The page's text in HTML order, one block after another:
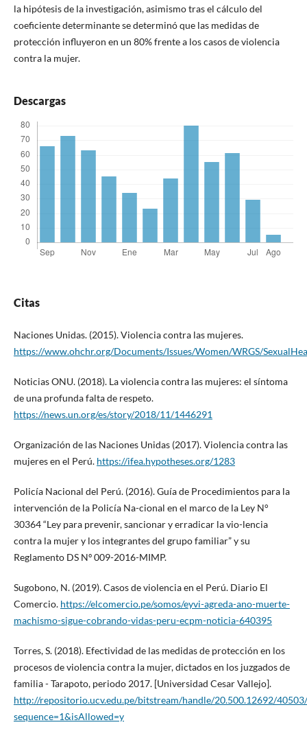
la hipótesis de la investigación, asimismo tras el cálculo del
coeficiente determinante se determinó que las medidas de
protección influyeron en un 80% frente a los casos de violencia
contra la mujer.
Descargas
Citas
Naciones Unidas. (2015). Violencia contra las mujeres.
https://www.ohchr.org/Documents/Issues/Women/WRGS/
Noticias ONU. (2018). La violencia contra las mujeres: el síntoma
de una profunda falta de respeto.
https://news.un.org/es/story/2018/11/1446291
Organización de las Naciones Unidas (2017). Violencia contra las
mujeres en el Perú. https://ifea.hypotheses.org/1283
Policía Nacional del Perú. (2016). Guía de Procedimientos para la
intervención de la Policía Na-cional en el marco de la Ley N°
30364 “Ley para prevenir, sancionar y erradicar la vio-lencia
contra la mujer y los integrantes del grupo familiar” y su
Reglamento DS Nº 009-2016-MIMP.
Sugobono, N. (2019). Casos de violencia en el Perú. Diario El
Comercio. https://elcomercio.pe/somos/eyvi-agreda-ano-muerte-
machismo-sigue-cobrando-vidas-peru-ecpm-noticia-640395
Torres, S. (2018). Efectividad de las medidas de protección en los
procesos de violencia contra la mujer, dictados en los juzgados de
familia - Tarapoto, periodo 2017. [Universidad Cesar Vallejo].
http://repositorio.ucv.edu.pe/bitstream/handle/20.500.12692/40503/
sequence=1&isAllowed=y